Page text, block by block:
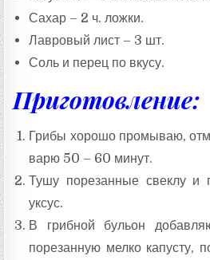
Сахар – 2 ч. ложки.
Лавровый лист – 3 шт.
Соль и перец по вкусу.
Приготовление:
Грибы хорошо промываю,
варю 50 – 60 минут.
Тушу порезанные свеклу и
уксус.
В грибной бульон
порезанную мелко капусту,